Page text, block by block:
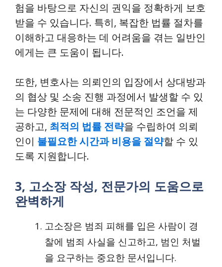
험을 바탕으로 자신의 권익을 정확하게 보호
받을 수 있습니다. 특히, 복잡한 법률 절차를
이해하고 대응하는 데 어려움을 겪는 일반인
에게는 큰 도움이 됩니다.
또한, 변호사는 의뢰인의 입장에서 상대방과
의 협상 및 소송 진행 과정에서 발생할 수 있
는 다양한 문제에 대해 전문적인 조언을 제
공하고, 최적의 법률 전략을 수립하여 의뢰
인이 불필요한 시간과 비용을 절약할 수 있
도록 지원합니다.
3, 고소장 작성, 전문가의 도움으로
완벽하게
고소장은 범죄 피해를 입은 사람이 경
찰에 범죄 사실을 신고하고, 범인 처벌
을 요구하는 중요한 문서입니다.